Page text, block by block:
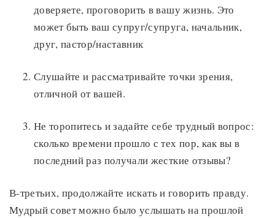
доверяете, проговорить в вашу жизнь. Это
может быть ваш супруг/супруга, начальник,
друг, пастор/наставник
Слушайте и рассматривайте точки зрения,
отличной от вашей.
Не торопитесь и задайте себе трудный вопрос:
сколько времени прошло с тех пор, как вы в
последний раз получали жесткие отзывы?
В-третьих, продолжайте искать и говорить правду.
Мудрый совет можно было услышать на прошлой